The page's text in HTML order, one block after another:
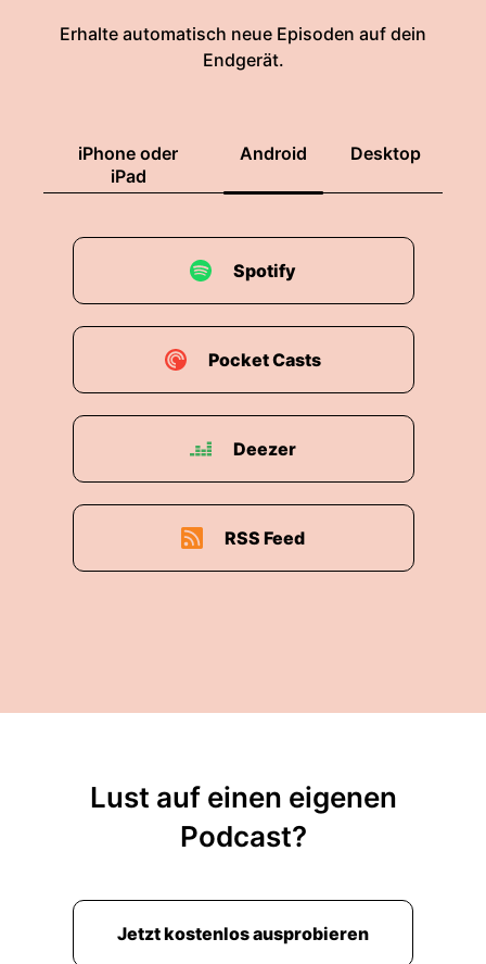
Erhalte automatisch neue Episoden auf dein
Endgerät.
iPhone oder
iPad
Android Desktop
Spotify
Pocket Casts
Deezer
RSS Feed
Lust auf einen eigenen
Podcast?
Jetzt kostenlos ausprobieren